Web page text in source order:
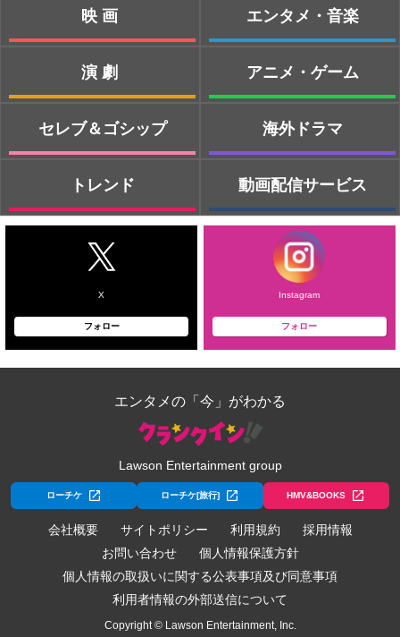
映画
演劇
セレブ＆ゴシップ
トレンド
エンタメ・音楽
アニメ・ゲーム
海外ドラマ
動画配信サービス
X
フォロー
Instagram
フォロー
エンタメの「今」がわかる
Lawson Entertainment group
ローチケ ローチケ[旅行] HMV&BOOKS
会社概要 サイトポリシー 利用規約
採用情報
お問い合わせ
個人情報保護方針
個人情報の取扱いに関する公表事項及び同意事項
利用者情報の外部送信について
Copyright © Lawson Entertainment, Inc.